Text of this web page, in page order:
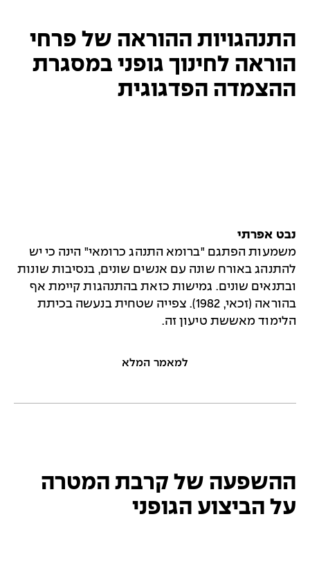
התנהגויות ההוראה של פרחי
הוראה לחינוך גופני במסגרת
ההצמדה הפדגוגית
נבט אפרתי
משמעות הפתגם "ברומא התנהג כרומאי" הינה כי יש
להתנהג באורח שונה עם אנשים שונים, בנסיבות שונות
ובתנאים שונים. גמישות כזאת בהתנהגות קיימת אף
בהוראה (זכאי, 1982). צפייה שטחית בנעשה בכיתת
הלימוד מאששת טיעון זה.
למאמר המלא
ההשפעה של קרבת המטרה
על הביצוע הגופני